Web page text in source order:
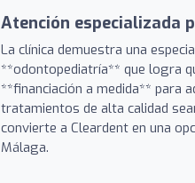
Atención especializada
La clínica demuestra una
**odontopediatría** que logra
**financiación a medida** para
tratamientos de alta calidad
convierte a Cleardent en una
Málaga.